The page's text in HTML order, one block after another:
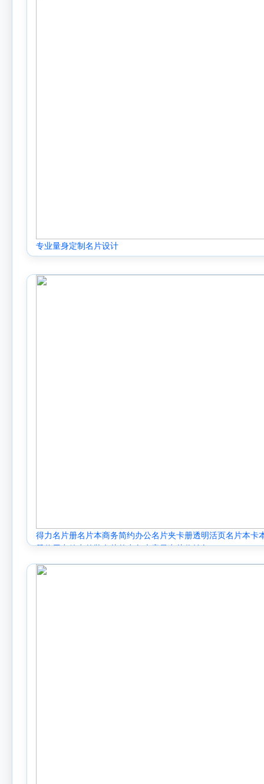
专业量身定制名片设计
得力名片册名片本商务简约办公名片夹卡册透明活页名片本卡
册信用卡放卡的装名片的卡包大容量卡片收纳包